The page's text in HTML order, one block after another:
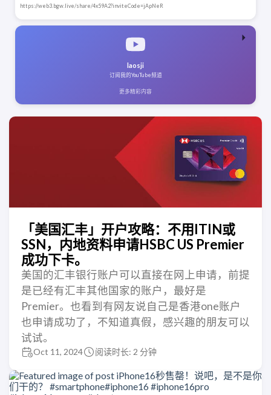
https://web3.bgw.live/share/4x59A2?inviteCode=jApNeR
laosji
订阅我的YouTube频道
更多精彩内容
「美国汇丰」开户攻略：不用ITIN或
SSN，内地资料申请HSBC US Premier
成功下卡。
美国的汇丰银行账户可以直接在网上申请，前提
是已经有汇丰其他国家的账户，最好是
Premier。也看到有网友说自己是香港one账户
也申请成功了，不知道真假，感兴趣的朋友可以
试试。
Oct 11, 2024 阅读时长: 2 分钟